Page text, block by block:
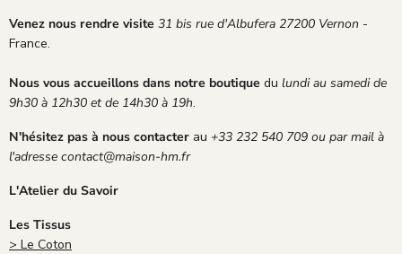
Venez nous rendre visite 31 bis rue d'Albufera 27200 Vernon -
France.
Nous vous accueillons dans notre boutique du lundi au samedi de
9h30 à 12h30 et de 14h30 à 19h.
N'hésitez pas à nous contacter au +33 232 540 709 ou par mail à
l'adresse contact@maison-hm.fr
L'Atelier du Savoir
Les Tissus
> Le Coton